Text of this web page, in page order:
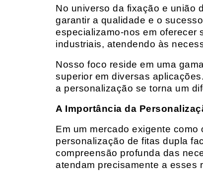
No universo da fixação e união
garantir a qualidade e o
especializamo-nos em oferecer
industriais, atendendo às
Nosso foco reside em uma
superior em diversas
a personalização se torna um
A Importância da
Em um mercado exigente
personalização de fitas dupla
compreensão profunda das
atendam precisamente a esses